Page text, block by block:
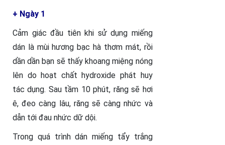
+ Ngày 1
Cảm giác đầu tiên khi sử dụng miếng
dán là mùi hương bạc hà thơm mát, rồi
dần dần bạn sẽ thấy khoang miệng nóng
lên do hoạt chất hydroxide phát huy
tác dụng. Sau tầm 10 phút, răng sẽ hơi
ê, đeo càng lâu, răng sẽ càng nhức và
dẫn tới đau nhức dữ dội.
Trong quá trình dán miếng tẩy trắng